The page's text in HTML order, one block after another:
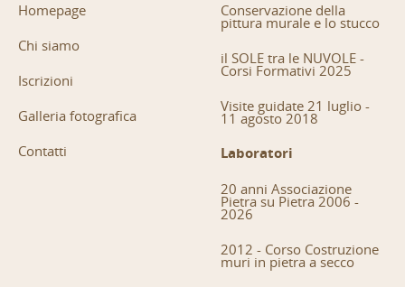
Homepage
Chi siamo
Iscrizioni
Galleria fotografica
Contatti
Conservazione della
pittura murale e lo stucco
il SOLE tra le NUVOLE -
Corsi Formativi 2025
Visite guidate 21 luglio -
11 agosto 2018
Laboratori
20 anni Associazione
Pietra su Pietra 2006 -
2026
2012 - Corso Costruzione
muri in pietra a secco